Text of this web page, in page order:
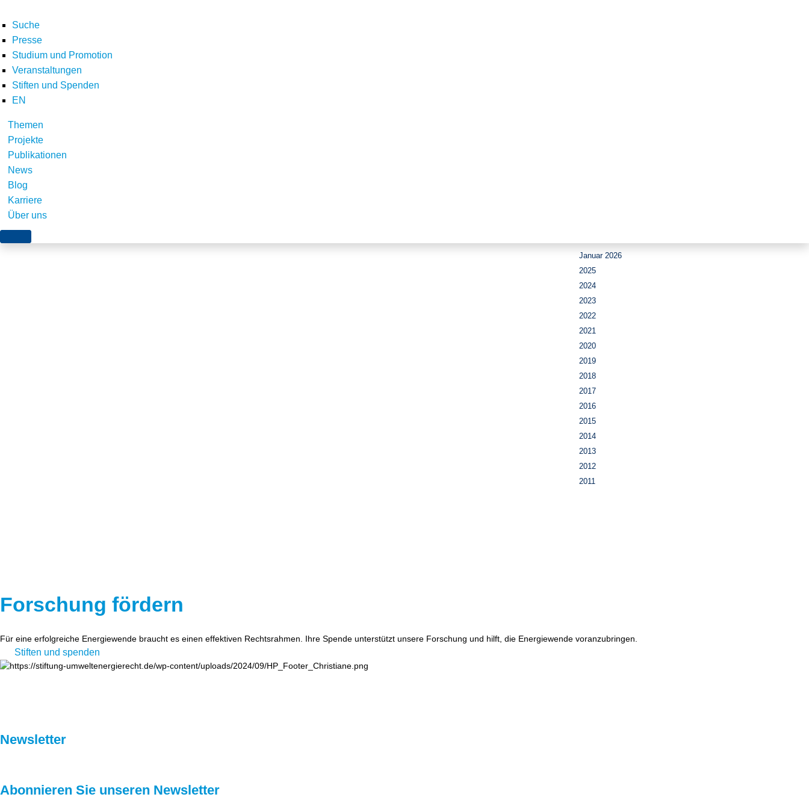
Suche
Presse
Studium und Promotion
Veranstaltungen
Stiften und Spenden
EN
Themen
Projekte
Publikationen
News
Blog
Karriere
Über uns
Januar 2026
2025
2024
2023
2022
2021
2020
2019
2018
2017
2016
2015
2014
2013
2012
2011
Forschung fördern
Für eine erfolgreiche Energiewende braucht es einen effektiven Rechtsrahmen. Ihre Spende unterstützt unsere Forschung und hilft, die Energiewende voranzubringen.
Stiften und spenden
Newsletter
Abonnieren Sie unseren Newsletter